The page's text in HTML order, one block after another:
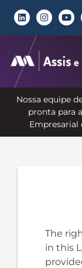
Nossa equipe
pronta para
Empresarial
The
in this